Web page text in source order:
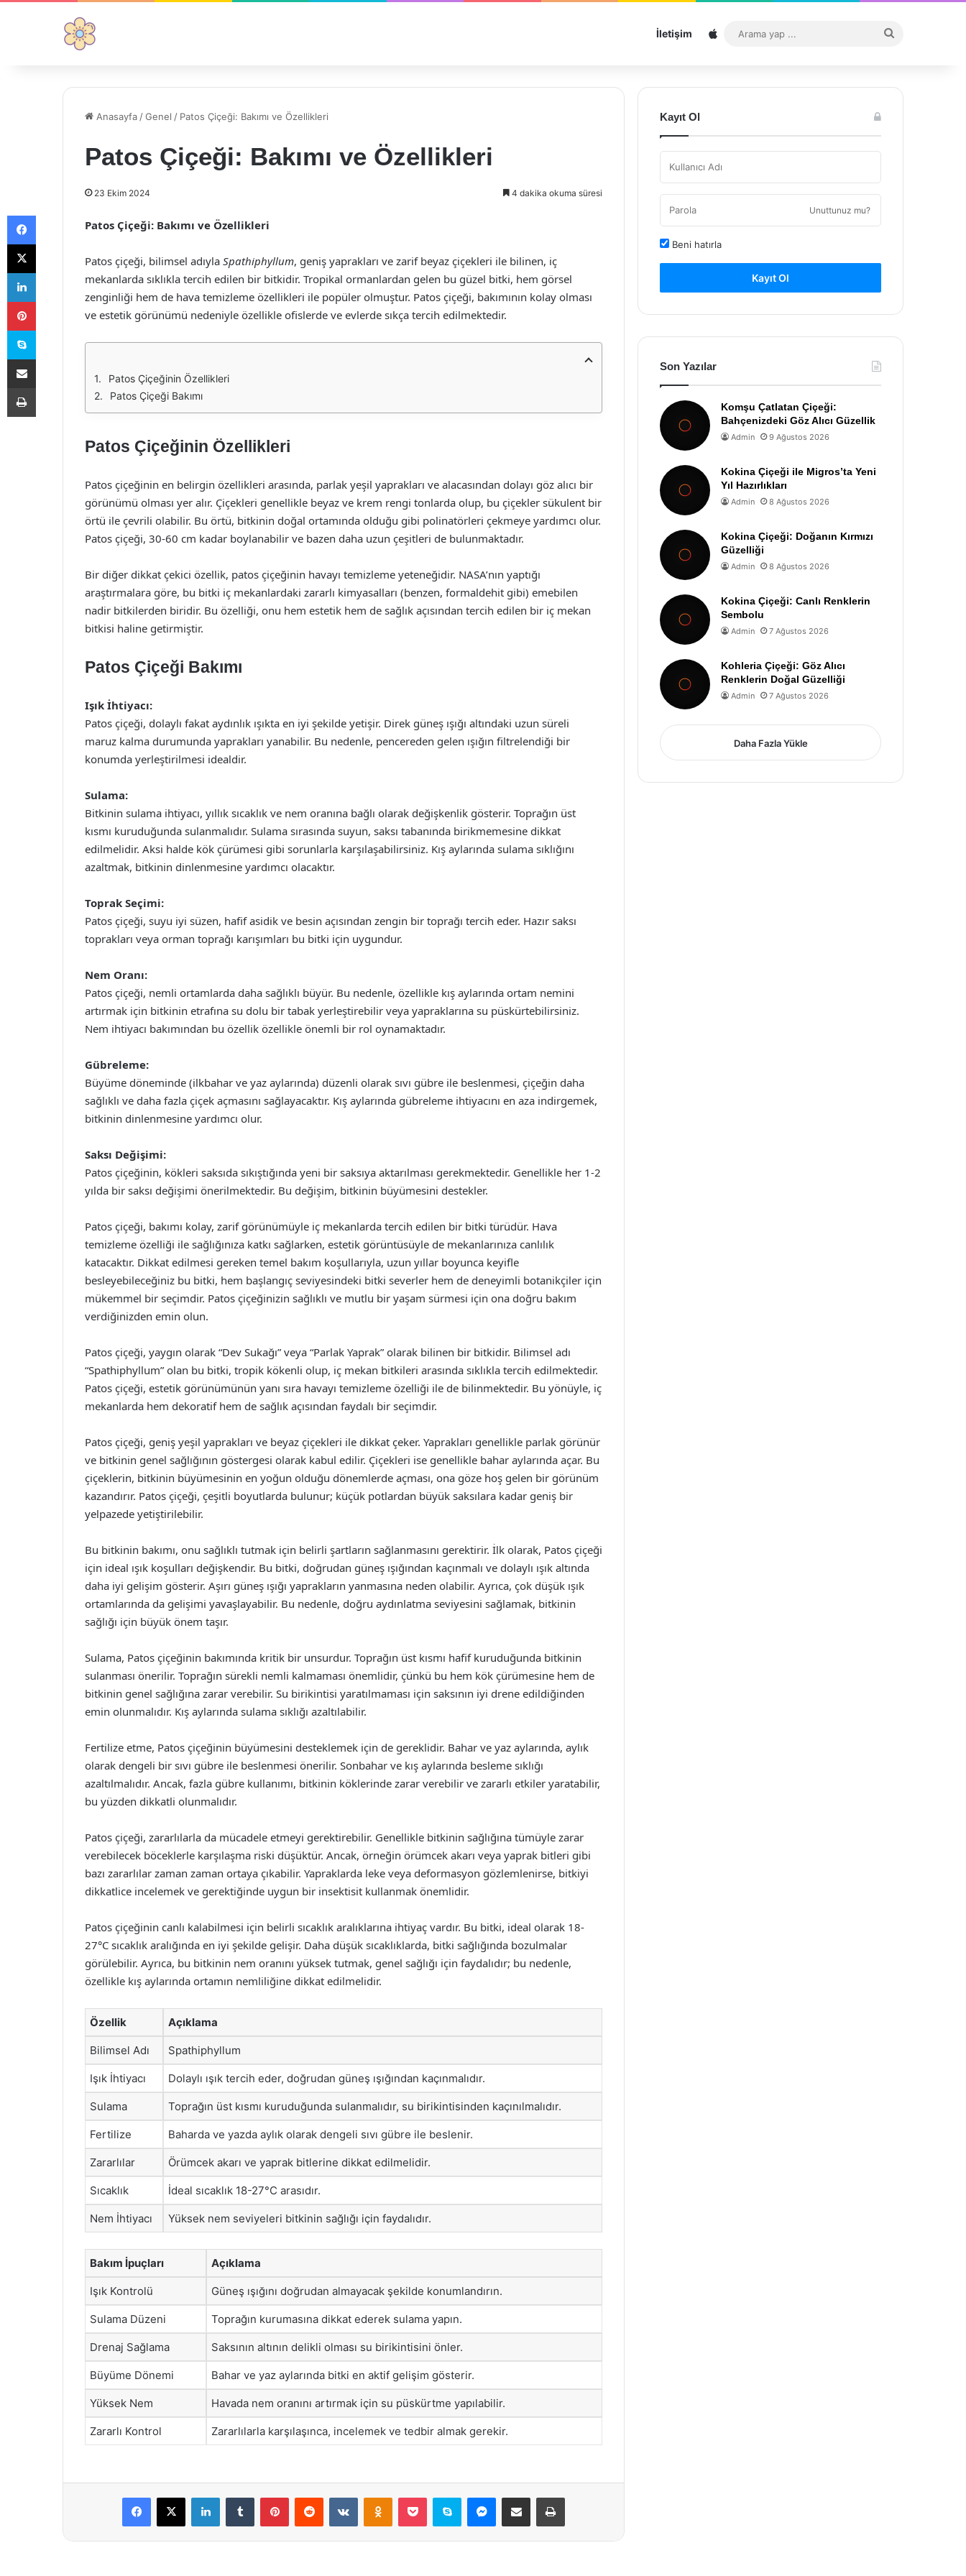
İletişim Sitemap
...
Anasayfa /Genel / Patos Çiçeği: Bakımı ve Özellikleri
Patos Çiçeği: Bakımı ve Özellikleri
23 Ekim 2024 4 dakika okuma süresi
Patos Çiçeği: Bakımı ve Özellikleri
Patos çiçeği, bilimsel adıyla Spathiphyllum, geniş yaprakları ve zarif beyaz çiçekleri ile bilinen, iç
mekanlarda sıklıkla tercih edilen bir bitkidir. Tropikal ormanlardan gelen bu güzel bitki, hem görsel
zenginliği hem de hava temizleme özellikleri ile popüler olmuştur. Patos çiçeği, bakımının kolay olması
ve estetik görünümü nedeniyle özellikle ofislerde ve evlerde sıkça tercih edilmektedir.
Patos Çiçeğinin Özellikleri
Patos Çiçeği Bakımı
Patos Çiçeğinin Özellikleri
Patos çiçeğinin en belirgin özellikleri arasında, parlak yeşil yaprakları ve alacasından dolayı göz alıcı bir
görünümü olması yer alır. Çiçekleri genellikle beyaz ve krem rengi tonlarda olup, bu çiçekler sükulent bir
örtü ile çevrili olabilir. Bu örtü, bitkinin doğal ortamında olduğu gibi polinatörleri çekmeye yardımcı olur.
Patos çiçeği, 30-60 cm kadar boylanabilir ve bazen daha uzun çeşitleri de bulunmaktadır.
Bir diğer dikkat çekici özellik, patos çiçeğinin havayı temizleme yeteneğidir. NASA’nın yaptığı
araştırmalara göre, bu bitki iç mekanlardaki zararlı kimyasalları (benzen, formaldehit gibi) emebilen
nadir bitkilerden biridir. Bu özelliği, onu hem estetik hem de sağlık açısından tercih edilen bir iç mekan
bitkisi haline getirmiştir.
Patos Çiçeği Bakımı
Işık İhtiyacı:
Patos çiçeği, dolaylı fakat aydınlık ışıkta en iyi şekilde yetişir. Direk güneş ışığı altındaki uzun süreli
maruz kalma durumunda yaprakları yanabilir. Bu nedenle, pencereden gelen ışığın filtrelendiği bir
konumda yerleştirilmesi idealdir.
Sulama:
Bitkinin sulama ihtiyacı, yıllık sıcaklık ve nem oranına bağlı olarak değişkenlik gösterir. Toprağın üst
kısmı kuruduğunda sulanmalıdır. Sulama sırasında suyun, saksı tabanında birikmemesine dikkat
edilmelidir. Aksi halde kök çürümesi gibi sorunlarla karşılaşabilirsiniz. Kış aylarında sulama sıklığını
azaltmak, bitkinin dinlenmesine yardımcı olacaktır.
Toprak Seçimi:
Patos çiçeği, suyu iyi süzen, hafif asidik ve besin açısından zengin bir toprağı tercih eder. Hazır saksı
toprakları veya orman toprağı karışımları bu bitki için uygundur.
Nem Oranı:
Patos çiçeği, nemli ortamlarda daha sağlıklı büyür. Bu nedenle, özellikle kış aylarında ortam nemini
artırmak için bitkinin etrafına su dolu bir tabak yerleştirebilir veya yapraklarına su püskürtebilirsiniz.
Nem ihtiyacı bakımından bu özellik özellikle önemli bir rol oynamaktadır.
Gübreleme:
Büyüme döneminde (ilkbahar ve yaz aylarında) düzenli olarak sıvı gübre ile beslenmesi, çiçeğin daha
sağlıklı ve daha fazla çiçek açmasını sağlayacaktır. Kış aylarında gübreleme ihtiyacını en aza indirgemek,
bitkinin dinlenmesine yardımcı olur.
Saksı Değişimi:
Patos çiçeğinin, kökleri saksıda sıkıştığında yeni bir saksıya aktarılması gerekmektedir. Genellikle her 1-2
yılda bir saksı değişimi önerilmektedir. Bu değişim, bitkinin büyümesini destekler.
Patos çiçeği, bakımı kolay, zarif görünümüyle iç mekanlarda tercih edilen bir bitki türüdür. Hava
temizleme özelliği ile sağlığınıza katkı sağlarken, estetik görüntüsüyle de mekanlarınıza canlılık
katacaktır. Dikkat edilmesi gereken temel bakım koşullarıyla, uzun yıllar boyunca keyifle
besleyebileceğiniz bu bitki, hem başlangıç seviyesindeki bitki severler hem de deneyimli botanikçiler için
mükemmel bir seçimdir. Patos çiçeğinizin sağlıklı ve mutlu bir yaşam sürmesi için ona doğru bakım
verdiğinizden emin olun.
Patos çiçeği, yaygın olarak “Dev Sukağı” veya “Parlak Yaprak” olarak bilinen bir bitkidir. Bilimsel adı
“Spathiphyllum” olan bu bitki, tropik kökenli olup, iç mekan bitkileri arasında sıklıkla tercih edilmektedir.
Patos çiçeği, estetik görünümünün yanı sıra havayı temizleme özelliği ile de bilinmektedir. Bu yönüyle, iç
mekanlarda hem dekoratif hem de sağlık açısından faydalı bir seçimdir.
Patos çiçeği, geniş yeşil yaprakları ve beyaz çiçekleri ile dikkat çeker. Yaprakları genellikle parlak görünür
ve bitkinin genel sağlığının göstergesi olarak kabul edilir. Çiçekleri ise genellikle bahar aylarında açar. Bu
çiçeklerin, bitkinin büyümesinin en yoğun olduğu dönemlerde açması, ona göze hoş gelen bir görünüm
kazandırır. Patos çiçeği, çeşitli boyutlarda bulunur; küçük potlardan büyük saksılara kadar geniş bir
yelpazede yetiştirilebilir.
Bu bitkinin bakımı, onu sağlıklı tutmak için belirli şartların sağlanmasını gerektirir. İlk olarak, Patos çiçeği
için ideal ışık koşulları değişkendir. Bu bitki, doğrudan güneş ışığından kaçınmalı ve dolaylı ışık altında
daha iyi gelişim gösterir. Aşırı güneş ışığı yaprakların yanmasına neden olabilir. Ayrıca, çok düşük ışık
ortamlarında da gelişimi yavaşlayabilir. Bu nedenle, doğru aydınlatma seviyesini sağlamak, bitkinin
sağlığı için büyük önem taşır.
Sulama, Patos çiçeğinin bakımında kritik bir unsurdur. Toprağın üst kısmı hafif kuruduğunda bitkinin
sulanması önerilir. Toprağın sürekli nemli kalmaması önemlidir, çünkü bu hem kök çürümesine hem de
bitkinin genel sağlığına zarar verebilir. Su birikintisi yaratılmaması için saksının iyi drene edildiğinden
emin olunmalıdır. Kış aylarında sulama sıklığı azaltılabilir.
Fertilize etme, Patos çiçeğinin büyümesini desteklemek için de gereklidir. Bahar ve yaz aylarında, aylık
olarak dengeli bir sıvı gübre ile beslenmesi önerilir. Sonbahar ve kış aylarında besleme sıklığı
azaltılmalıdır. Ancak, fazla gübre kullanımı, bitkinin köklerinde zarar verebilir ve zararlı etkiler yaratabilir,
bu yüzden dikkatli olunmalıdır.
Patos çiçeği, zararlılarla da mücadele etmeyi gerektirebilir. Genellikle bitkinin sağlığına tümüyle zarar
verebilecek böceklerle karşılaşma riski düşüktür. Ancak, örneğin örümcek akarı veya yaprak bitleri gibi
bazı zararlılar zaman zaman ortaya çıkabilir. Yapraklarda leke veya deformasyon gözlemlenirse, bitkiyi
dikkatlice incelemek ve gerektiğinde uygun bir insektisit kullanmak önemlidir.
Patos çiçeğinin canlı kalabilmesi için belirli sıcaklık aralıklarına ihtiyaç vardır. Bu bitki, ideal olarak 18-
27°C sıcaklık aralığında en iyi şekilde gelişir. Daha düşük sıcaklıklarda, bitki sağlığında bozulmalar
görülebilir. Ayrıca, bu bitkinin nem oranını yüksek tutmak, genel sağlığı için faydalıdır; bu nedenle,
özellikle kış aylarında ortamın nemliliğine dikkat edilmelidir.
Özellik Açıklama
Bilimsel Adı Spathiphyllum
Işık İhtiyacı Dolaylı ışık tercih eder, doğrudan güneş ışığından kaçınmalıdır.
Sulama Toprağın üst kısmı kuruduğunda sulanmalıdır, su birikintisinden kaçınılmalıdır.
Fertilize Baharda ve yazda aylık olarak dengeli sıvı gübre ile beslenir.
Zararlılar Örümcek akarı ve yaprak bitlerine dikkat edilmelidir.
Sıcaklık İdeal sıcaklık 18-27°C arasıdır.
Nem İhtiyacı Yüksek nem seviyeleri bitkinin sağlığı için faydalıdır.
Bakım İpuçları Açıklama
Işık Kontrolü Güneş ışığını doğrudan almayacak şekilde konumlandırın.
Sulama Düzeni Toprağın kurumasına dikkat ederek sulama yapın.
Drenaj Sağlama Saksının altının delikli olması su birikintisini önler.
Büyüme Dönemi Bahar ve yaz aylarında bitki en aktif gelişim gösterir.
Yüksek Nem Havada nem oranını artırmak için su püskürtme yapılabilir.
Zararlı Kontrol Zararlılarla karşılaşınca, incelemek ve tedbir almak gerekir.
Facebook
X LinkedInTumblr PinterestReddit VKontakteOdnoklassniki
Pocket Skype Messenger
E-Posta ile paylaş Yazdır
Kayıt Ol
Unuttunuz mu?
Beni hatırla
Kayıt Ol
Son Yazılar
Komşu Çatlatan Çiçeği:
Bahçenizdeki Göz Alıcı Güzellik
Admin 9 Ağustos 2026
Kokina Çiçeği ile Migros’ta Yeni
Yıl Hazırlıkları
Admin 8 Ağustos 2026
Kokina Çiçeği: Doğanın Kırmızı
Güzelliği
Admin 8 Ağustos 2026
Kokina Çiçeği: Canlı Renklerin
Sembolu
Admin 7 Ağustos 2026
Kohleria Çiçeği: Göz Alıcı
Renklerin Doğal Güzelliği
Admin 7 Ağustos 2026
Daha Fazla Yükle
Facebook
X
LinkedIn
Pinterest
Skype
E-Posta ile paylaş